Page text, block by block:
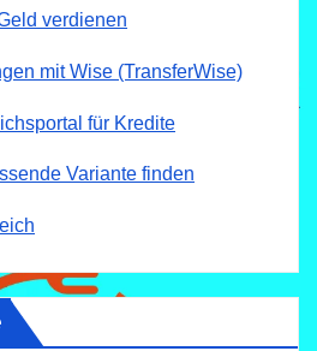
verdienen
mit Wise (TransferWise)
für Kredite
Variante finden